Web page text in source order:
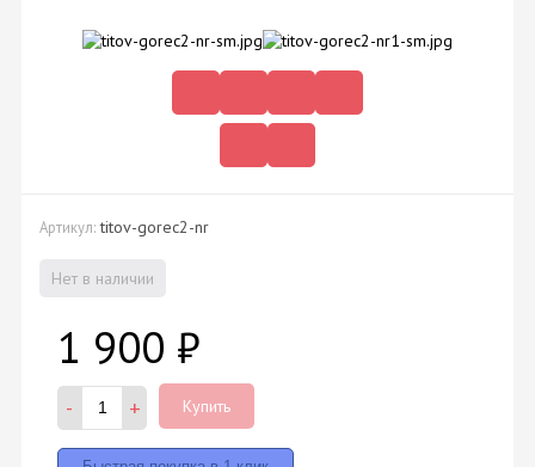
Артикул: titov-gorec2-nr
Нет в наличии
1 900 ₽
- + Купить